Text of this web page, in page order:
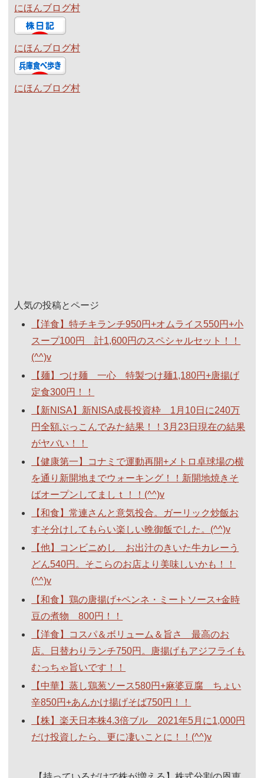
にほんブログ村
にほんブログ村
にほんブログ村
人気の投稿とページ
【洋食】特チキランチ950円+オムライス550円+小
スープ100円 計1,600円のスペシャルセット！！
(^^)v
【麺】つけ麺 一心 特製つけ麺1,180円+唐揚げ
定食300円！！
【新NISA】新NISA成長投資枠 1月10日に240万
円全額ぶっこんでみた結果！！3月23日現在の結果
がヤバい！！
【健康第一】コナミで運動再開+メトロ卓球場の横
を通り新開地までウォーキング！！新開地焼きそ
ばオープンしてましｔ！！(^^)v
【和食】常連さんと意気投合。ガーリック炒飯お
すそ分けしてもらい楽しい晩御飯でした。(^^)v
【他】コンビニめし お出汁のきいた牛カレーう
どん540円。そこらのお店より美味しいかも！！
(^^)v
【和食】鶏の唐揚げ+ペンネ・ミートソース+金時
豆の煮物 800円！！
【洋食】コスパ＆ボリューム＆旨さ 最高のお
店。日替わりランチ750円。唐揚げもアジフライも
むっちゃ旨いです！！
【中華】蒸し鶏葱ソース580円+麻婆豆腐 ちょい
辛850円+あんかけ揚げそば750円！！
【株】楽天日本株4.3倍ブル 2021年5月に1,000円
だけ投資したら、更に凄いことに！！(^^)v